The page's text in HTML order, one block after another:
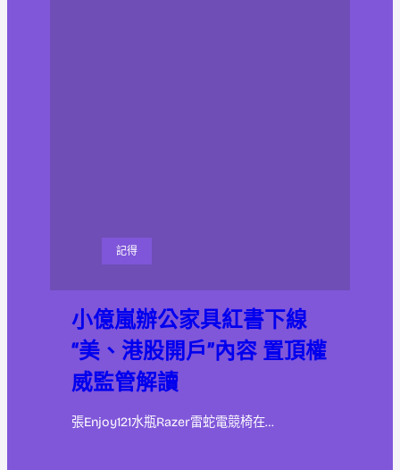
記得
小億嵐辦公家具紅書下線
“美、港股開戶”內容 置頂權
威監管解讀
張Enjoy121水瓶Razer雷蛇電競椅在…